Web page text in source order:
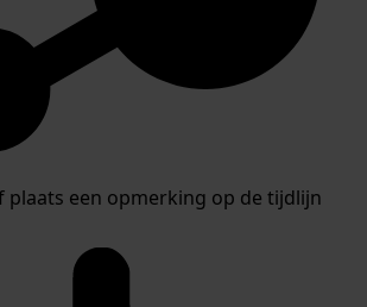
plaats een opmerking op de tijdlijn